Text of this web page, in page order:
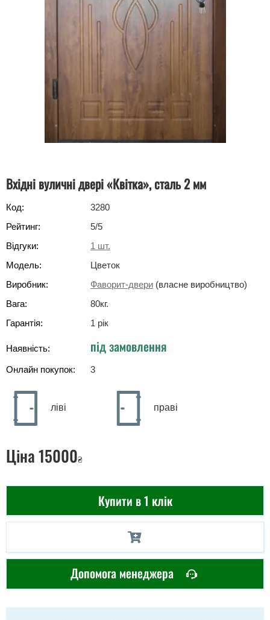
Вхідні вуличні двері «Квітка», сталь 2 мм
Код:
3280
Рейтинг:
5/5
Відгуки:
1 шт.
Модель:
Цветок
Виробник:
Фаворит-двери (власне виробництво)
Вага:
80кг.
Гарантія:
1 рік
Наявність: під замовлення
Онлайн покупок: 3
ліві праві
Ціна15000₴
Купити в 1 клік
Допомога менеджера